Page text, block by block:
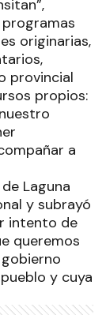
originarias,
provincial
propios:
a
Laguna
y subrayó
intento de
queremos
y cuya